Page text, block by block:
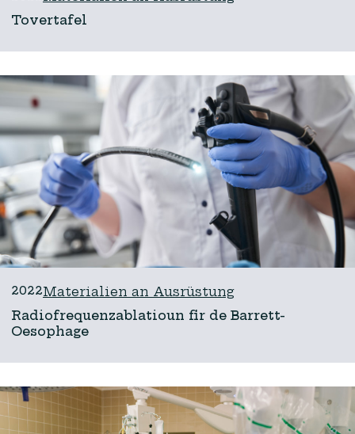
Tovertafel
2022Materialien an Ausrüstung
Radiofrequenzablatioun fir de Barrett-
Oesophage